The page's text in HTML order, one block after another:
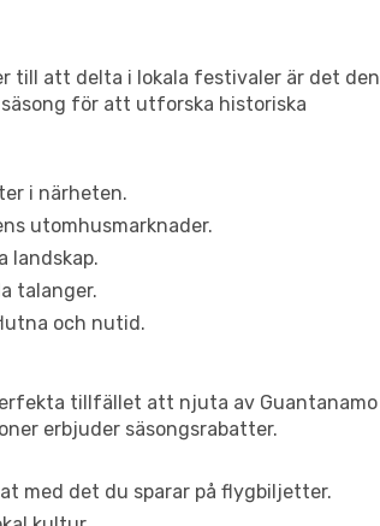
till att delta i lokala festivaler är det den
för att utforska historiska
i närheten.
utomhusmarknader.
landskap.
talanger.
och nutid.
tillfället att njuta av Guantanamo
erbjuder säsongsrabatter.
med det du sparar på flygbiljetter.